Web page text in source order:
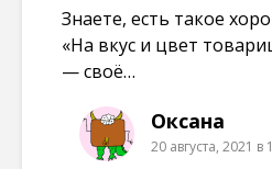
Знаете, есть такое
«На вкус и цвет
— своё…
Оксана
20 августа, 2021 в